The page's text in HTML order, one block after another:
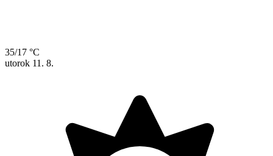
35/17 °C
utorok 11. 8.